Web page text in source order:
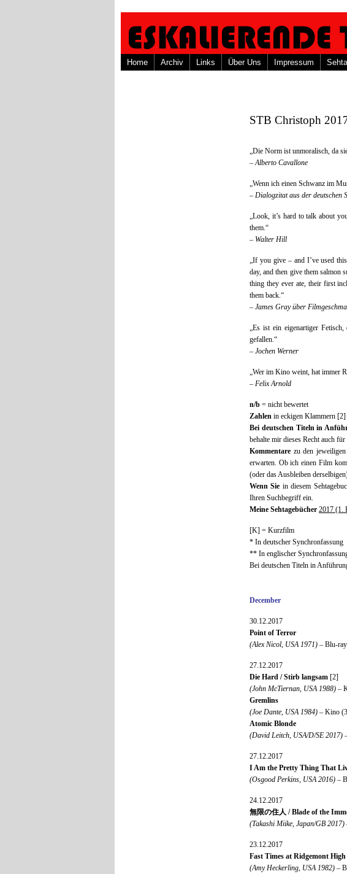
Home Archiv Links Über Uns Impressum
STB Christoph
„Die Norm ist unmoralisch, da
– Alberto Cavallone
„Wenn ich einen Schwanz im
– Dialogzitat aus der deutschen
„Look, it’s hard to talk about
them.“
– Walter Hill
„If you give – and I’ve used
day, and then give them salmon
thing they ever ate, their first
them back.“
– James Gray über
„Es ist ein eigenartiger
gefallen.“
– Jochen Werner
„Wer im Kino weint, hat immer
– Felix Arnold
n/b = nicht bewertet
Zahlen in eckigen Klammern
Bei deutschen Titeln in
behalte mir dieses Recht auch
Kommentare zu den
erwarten. Ob ich einen Film
(oder das Ausbleiben
Wenn Sie in diesem
Ihren Suchbegriff ein.
Meine Sehtagebücher 2017 (1.
[K] = Kurzfilm
* In deutscher Synchronfassung
** In englischer
Bei deutschen Titeln in
December
30.12.2017
Point of Terror
(Alex Nicol, USA 1971) – Blu-
27.12.2017
Die Hard / Stirb langsam [2]
(John McTiernan, USA 1988) –
Gremlins
(Joe Dante, USA 1984) – Kino
Atomic Blonde
(David Leitch, USA/D/SE 2017)
27.12.2017
I Am the Pretty Thing That
(Osgood Perkins, USA 2016) –
24.12.2017
無限の住人 / Blade of the
(Takashi Miike, Japan/GB 2017)
23.12.2017
Fast Times at Ridgemont
(Amy Heckerling, USA 1982) –